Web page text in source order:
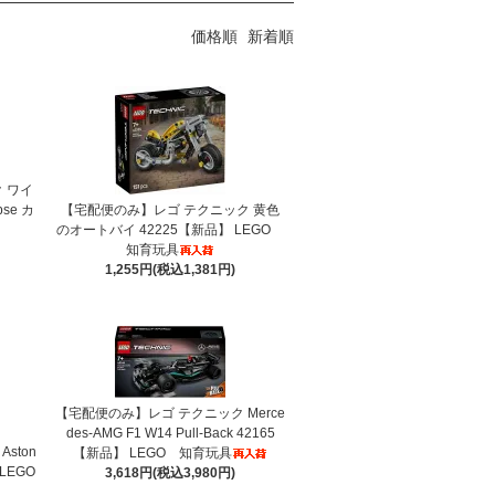
価格順 新着順
ワイ
カ
【宅配便のみ】レゴ テクニック 黄色
のオートバイ 42225【新品】 LEGO
知育玩具
1,255円(税込1,381円)
【宅配便のみ】レゴ テクニック Merce
des-AMG F1 W14 Pull-Back 42165
【新品】 LEGO 知育玩具
3,618円(税込3,980円)